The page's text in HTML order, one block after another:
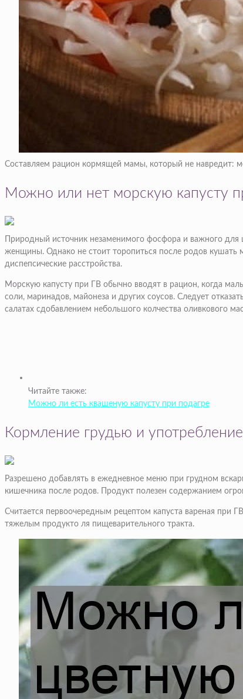
Составляем рацион кормящей мамы, который не навредит:
Можно или нет морскую капусту
Природный источник незаменимого фосфора и важного
женщины. Однако не стоит торопиться после родов кушать
диспепсические расстройства.
Морскую капусту при ГВ обычно вводят в рацион, когда
соли, маринадов, майонеза и других соусов. Следует
салатах сдобавлением небольшого колчества оливкового
Читайте также:
Можно ли есть квашеную капусту при подагре
Кормление грудью и
Разрешено добавлять в ежедневное меню при грудном
кишечника после родов. Продукт полезен содержанием
Считается первоочередным рецептом капуста вареная при
тяжелым продукто ля пищеварительного тракта.